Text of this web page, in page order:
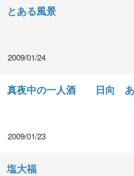
とある風景
2009/01/24
真夜中の一人酒 日向 あ
2009/01/23
塩大福